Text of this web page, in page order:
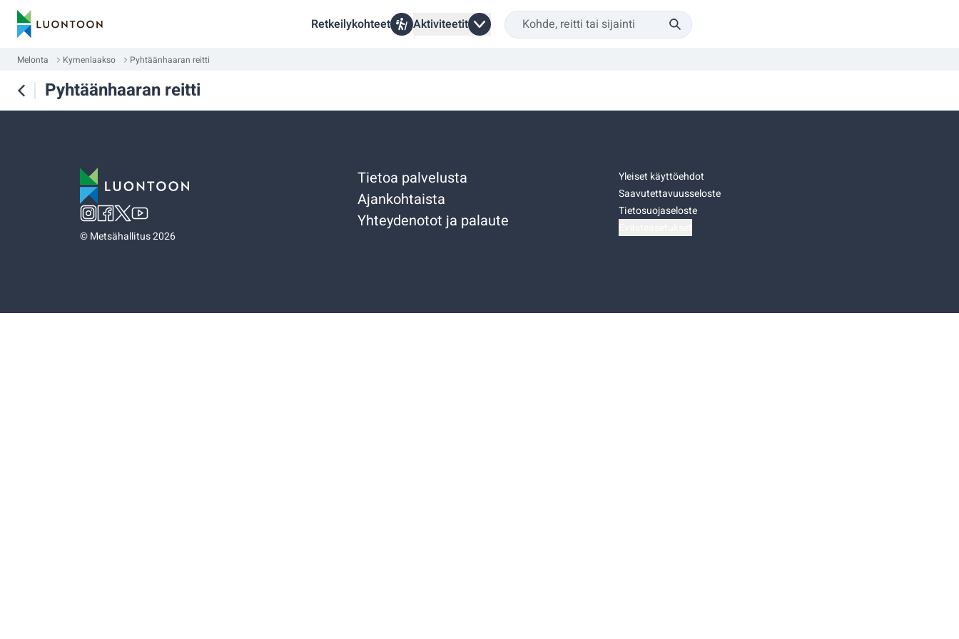
Retkeilykohteet Aktiviteetit
Melonta Kymenlaakso Pyhtäänhaaran reitti
Pyhtäänhaaran reitti
©Metsähallitus 2026
Tietoa palvelusta
Ajankohtaista
Yhteydenotot ja palaute
Yleiset käyttöehdot
Saavutettavuusseloste
Tietosuojaseloste